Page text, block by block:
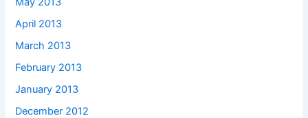
April 2013
March 2013
February 2013
January 2013
December 2012